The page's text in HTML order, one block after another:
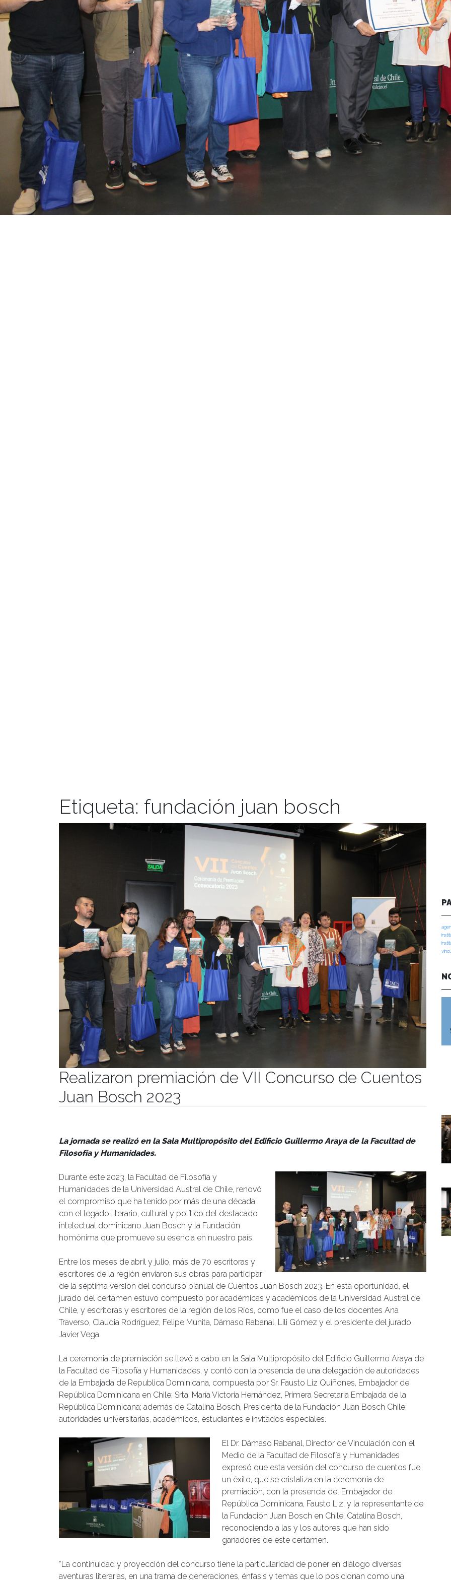
Etiqueta: fundación juan bosch
Realizaron premiación de VII Concurso de Cuentos
Juan Bosch 2023
La jornada se realizó en la Sala Multipropósito del Edificio Guillermo Araya de la Facultad de
Filosofía y Humanidades.
Durante este 2023, la Facultad de Filosofía y
Humanidades de la Universidad Austral de Chile, renovó
el compromiso que ha tenido por más de una década
con el legado literario, cultural y político del destacado
intelectual dominicano Juan Bosch y la Fundación
homónima que promueve su esencia en nuestro país.
Entre los meses de abril y julio, más de 70 escritoras y
escritores de la región enviaron sus obras para participar
de la séptima versión del concurso bianual de Cuentos Juan Bosch 2023. En esta oportunidad, el
jurado del certamen estuvo compuesto por académicas y académicos de la Universidad Austral de
Chile, y escritoras y escritores de la región de los Ríos, como fue el caso de los docentes Ana
Traverso, Claudia Rodríguez, Felipe Munita, Dámaso Rabanal, Lili Gómez y el presidente del jurado,
Javier Vega.
La ceremonia de premiación se llevó a cabo en la Sala Multipropósito del Edificio Guillermo Araya de
la Facultad de Filosofía y Humanidades, y contó con la presencia de una delegación de autoridades
de la Embajada de Republica Dominicana, compuesta por Sr. Fausto Liz Quiñones, Embajador de
República Dominicana en Chile; Srta. María Victoria Hernández, Primera Secretaria Embajada de la
República Dominicana; además de Catalina Bosch, Presidenta de la Fundación Juan Bosch Chile;
autoridades universitarias, académicos, estudiantes e invitados especiales.
El Dr. Dámaso Rabanal, Director de Vinculación con el
Medio de la Facultad de Filosofía y Humanidades
expresó que esta versión del concurso de cuentos fue
un éxito, que se cristaliza en la ceremonia de
premiación, con la presencia del Embajador de
República Dominicana, Fausto Liz, y la representante de
la Fundación Juan Bosch en Chile, Catalina Bosch,
reconociendo a las y los autores que han sido
ganadores de este certamen.
“La continuidad y proyección del concurso tiene la particularidad de poner en diálogo diversas
aventuras literarias, en una trama de generaciones, énfasis y temas que lo posicionan como una